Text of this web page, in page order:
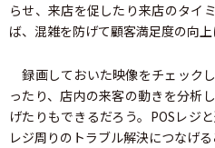
らせ、来店を促したり来店のタイ
ば、混雑を防げて顧客満足度の向上
録画しておいた映像をチェック
ったり、店内の来客の動きを分析
げたりもできるだろう。POSレジ
レジ周りのトラブル解決につなげる